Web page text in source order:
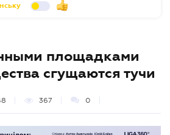
площадками
сгущаются тучи
367 0